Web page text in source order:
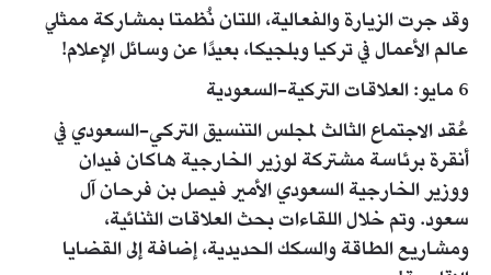
وقد جرت الزيارة والفعالية، اللتان نُظمتا بمشاركة ممثلي
عالم الأعمال في تركيا وبلجيكا، بعيدًا عن وسائل الإعلام!
6 مايو: العلاقات التركية-السعودية
عُقد الاجتماع الثالث لمجلس التنسيق التركي-السعودي في
أنقرة برئاسة مشتركة لوزير الخارجية هاكان فيدان
ووزير الخارجية السعودي الأمير فيصل بن فرحان آل
سعود. وتم خلال اللقاءات بحث العلاقات الثنائية،
ومشاريع الطاقة والسكك الحديدية، إضافة إلى القضايا